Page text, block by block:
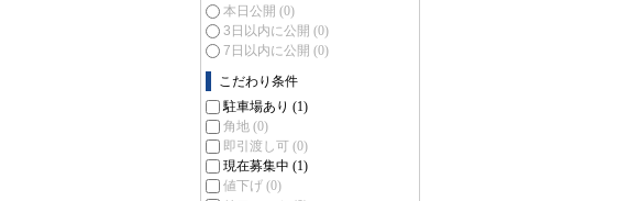
本日公開 (0)
3日以内に公開 (0)
7日以内に公開 (0)
こだわり条件
駐車場あり (1)
角地 (0)
即引渡し可 (0)
現在募集中 (1)
値下げ (0)